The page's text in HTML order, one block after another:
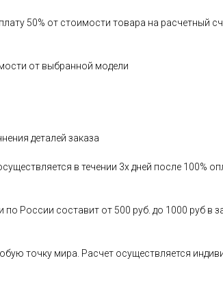
50% от стоимости товара на расчетный
от выбранной модели
деталей заказа
в течении 3х дней после 100%
России составит от 500 руб. до 1000 руб в
точку мира. Расчет осуществляется